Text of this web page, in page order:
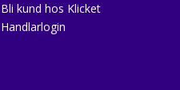
Bli kund hos Klicket
Handlarlogin